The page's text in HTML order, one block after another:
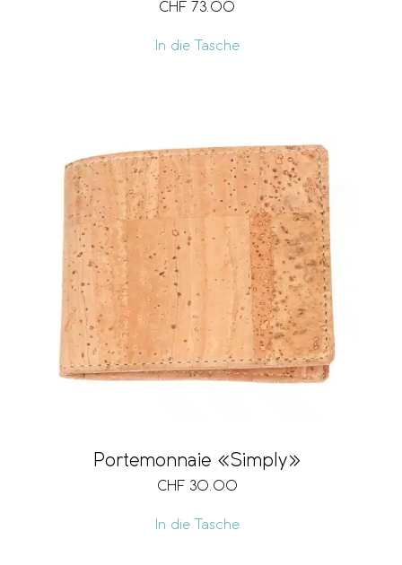
CHF 73.00
In die Tasche
Portemonnaie «Simply»
CHF 30.00
In die Tasche